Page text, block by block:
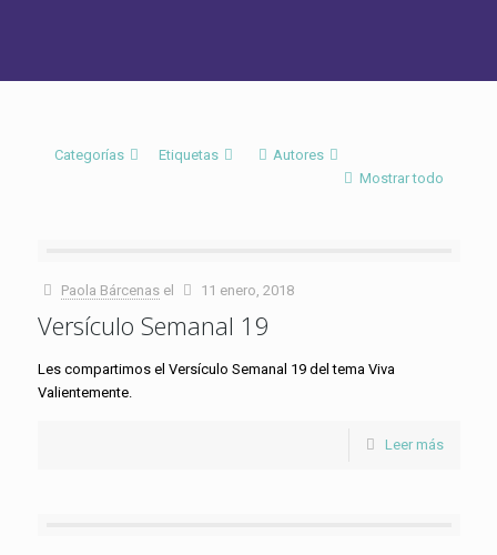
Categorías Etiquetas
Autores
Mostrar todo
Paola Bárcenas el 11 enero, 2018
Versículo Semanal 19
Les compartimos el Versículo Semanal 19 del tema Viva
Valientemente.
Leer más